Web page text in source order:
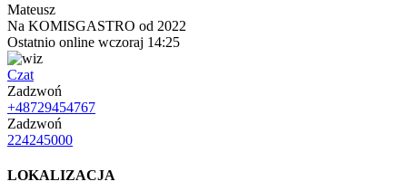
Mateusz
Na KOMISGASTRO od 2022
Ostatnio online wczoraj 14:25
Czat
Zadzwoń
+48729454767
Zadzwoń
224245000
LOKALIZACJA